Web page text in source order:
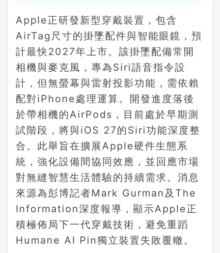
Apple正研發新型穿戴裝置，包含
AirTag尺寸的掛墜配件與智能眼鏡，預
計最快2027年上市。該掛墜配備常開
相機與麥克風，專為Siri語音指令設
計，但無螢幕與雷射投影功能，需依賴
配對iPhone處理運算。開發進度落後
於帶相機的AirPods，目前處於早期測
試階段，將與iOS 27的Siri功能深度整
合。此舉旨在擴展Apple硬件生態系
統，強化設備間協同效應，並回應市場
對無縫智慧生活體驗的持續需求。消息
來源為彭博記者Mark Gurman及The
Information深度報導，顯示Apple正
積極佈局下一代穿戴技術，避免重蹈
Humane AI Pin獨立裝置失敗覆轍。